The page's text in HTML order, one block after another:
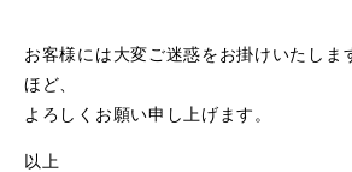
お客様には大変ご迷惑をお掛けいたしま
ほど、
よろしくお願い申し上げます。
以上